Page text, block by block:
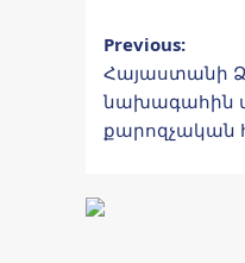
Post
Previous:
Հայաստանի
նախագահին
քարոզչական